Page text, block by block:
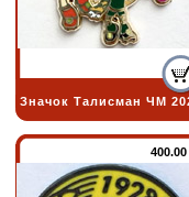
Значок Талисман ЧМ